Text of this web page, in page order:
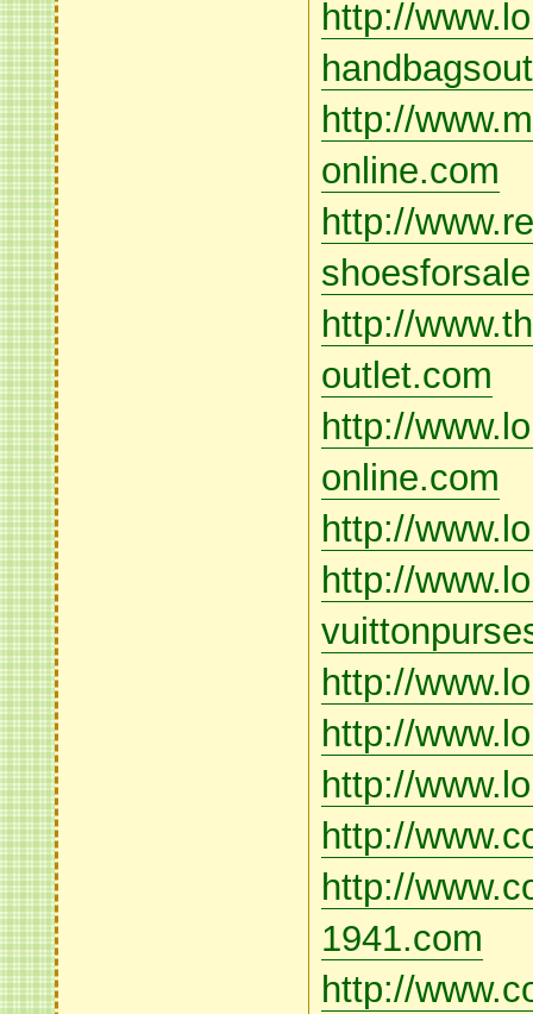
http://
http://
online.com
http://
http://
outlet.com
http://
online.com
http://
http://
http://
http://
http://
http://
http://
1941.com
http://